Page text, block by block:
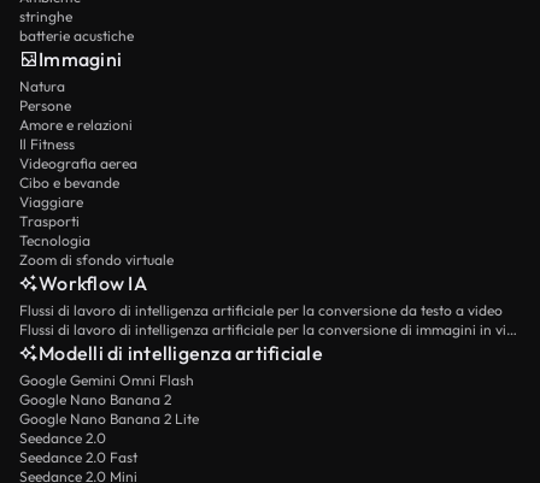
stringhe
batterie acustiche
Immagini
Natura
Persone
Amore e relazioni
Il Fitness
Videografia aerea
Cibo e bevande
Viaggiare
Trasporti
Tecnologia
Zoom di sfondo virtuale
Workflow IA
Flussi di lavoro di intelligenza artificiale per la conversione da testo a video
Flussi di lavoro di intelligenza artificiale per la conversione di immagini in video
Modelli di intelligenza artificiale
Google Gemini Omni Flash
Google Nano Banana 2
Google Nano Banana 2 Lite
Seedance 2.0
Seedance 2.0 Fast
Seedance 2.0 Mini